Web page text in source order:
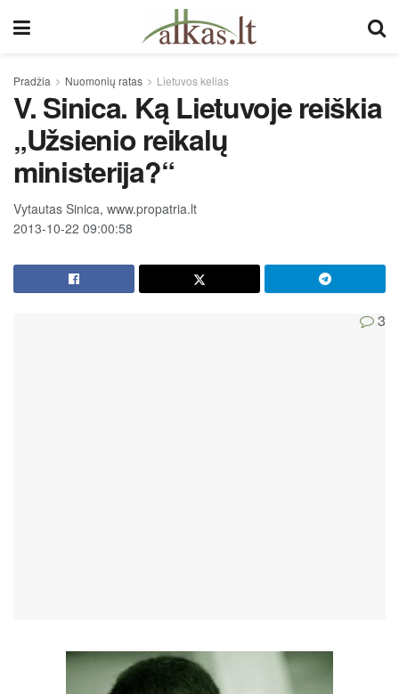
Pradžia Nuomonių ratas Lietuvos kelias
V. Sinica. Ką Lietuvoje reiškia
„Užsienio reikalų
ministerija?“
Vytautas Sinica, www.propatria.lt
2013-10-22 09:00:58
3